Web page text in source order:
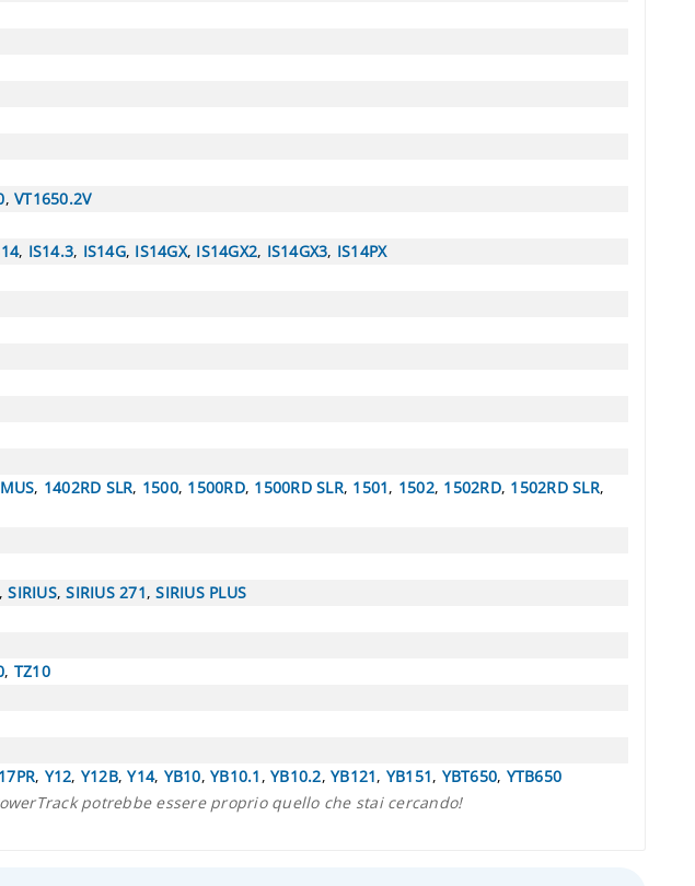
, VT1650.2V
, IS14.3, IS14G, IS14GX, IS14GX2, IS14GX3, IS14PX
, 1402RD SLR, 1500, 1500RD, 1500RD SLR, 1501, 1502, 1502RD, 1502RD SLR,
,SIRIUS,SIRIUS 271,SIRIUS PLUS
, TZ10
, Y12, Y12B,Y14, YB10, YB10.1 , YB10.2, YB121, YB151, YBT650, YTB650
potrebbe essere proprio quello che stai cercando!